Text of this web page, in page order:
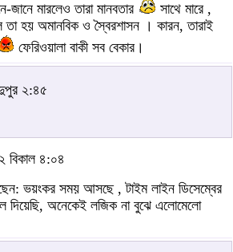
জানে মারলেও তারা মানবতার
সাথে মারে ,
হয় অমানবিক ও স্বৈরশাসন । কারন, তারাই
ফেরিওয়ালা বাকী সব বেকার।
২:৪৫
বিকাল ৪:০৪
ভয়ংকর সময় আসছে , টাইম লাইন ডিসেম্বের
দিয়েছি, অনেকেই লজিক না বুঝে এলোমেলো